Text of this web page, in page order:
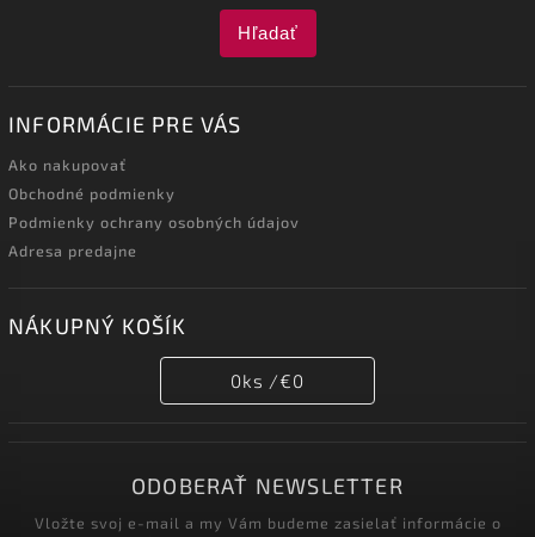
Hľadať
INFORMÁCIE PRE VÁS
Ako nakupovať
Obchodné podmienky
Podmienky ochrany osobných údajov
Adresa predajne
NÁKUPNÝ KOŠÍK
0ks /€0
ODOBERAŤ NEWSLETTER
Vložte svoj e-mail a my Vám budeme zasielať informácie o